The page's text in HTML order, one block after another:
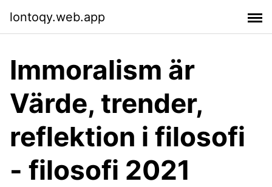
lontoqy.web.app
Immoralism är
Värde, trender,
reflektion i filosofi
- filosofi 2021